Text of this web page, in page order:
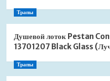
Трапы
Душевой лоток Pestan
13701207 Black Glass
Трапы